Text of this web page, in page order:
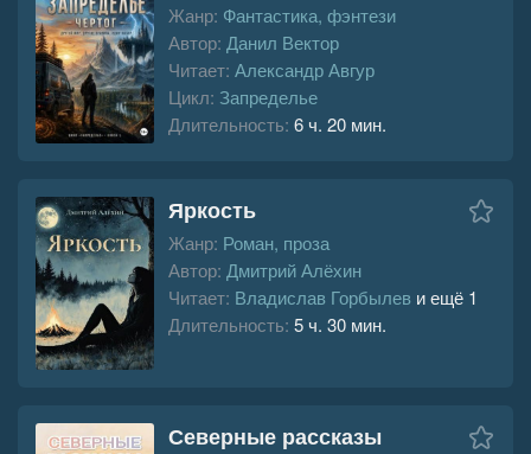
Жанр: Фантастика, фэнтези
Автор: Данил Вектор
Читает: Александр Авгур
Цикл: Запределье
Длительность: 6 ч. 20 мин.
Яркость
Жанр: Роман, проза
Автор: Дмитрий Алёхин
Читает: Владислав Горбылев и ещё 1
Длительность: 5 ч. 30 мин.
Северные рассказы